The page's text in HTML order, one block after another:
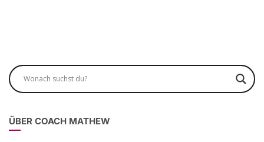
ÜBER COACH MATHEW